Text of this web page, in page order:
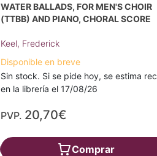
WATER BALLADS, FOR MEN'S CHOIR
(TTBB) AND PIANO, CHORAL SCORE
Keel, Frederick
Disponible en breve
Sin stock. Si se pide hoy, se estima
en la librería el 17/08/26
PVP. 20,70€
Comprar